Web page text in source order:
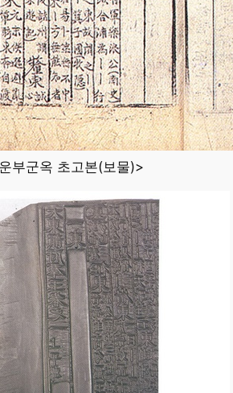
부군옥 초고본(보물)>